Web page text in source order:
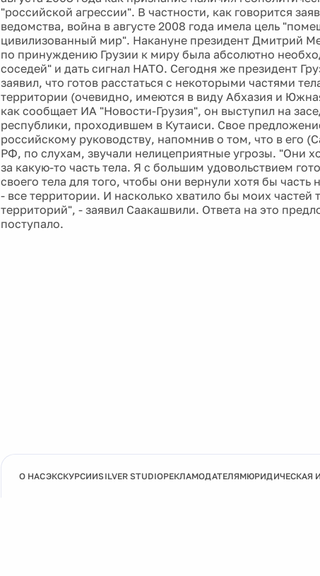
"российской агрессии". В частности, как говорится
ведомства, война в августе 2008 года имела цель
цивилизованный мир". Накануне президент Дмитрий
по принуждению Грузии к миру была абсолютно
соседей" и дать сигнал НАТО. Сегодня же президент
заявил, что готов расстаться с некоторыми частями
территории (очевидно, имеются в виду Абхазия и
как сообщает ИА "Новости-Грузия", он выступил на
республики, проходившем в Кутаиси. Свое
российскому руководству, напомнив о том, что в его
РФ, по слухам, звучали нелицеприятные угрозы. "Они
за какую-то часть тела. Я с большим удовольствием
своего тела для того, чтобы они вернули хотя бы
- все территории. И насколько хватило бы моих частей
территорий", - заявил Саакашвили. Ответа на это
поступало.
О НАСЭКСКУРСИИSILVER STUDIOРЕКЛАМОДАТЕЛЯМЮРИДИЧЕСКАЯ